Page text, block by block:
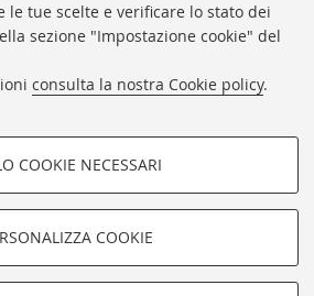
le tue scelte e verificare lo stato dei
sezione "Impostazione cookie" del
consulta la nostra Cookie policy.
-
profili in base al loro comportamento
COOKIE NECESSARI
COOKIE
Carta dei servizi
Proxy
Help Desk
sul sito e accessibilità
Cookie